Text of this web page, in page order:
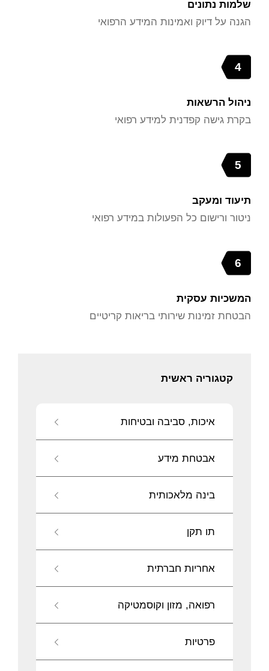
שלמות נתונים
הגנה על דיוק ואמינות המידע הרפואי
4
ניהול הרשאות
בקרת גישה קפדנית למידע רפואי
5
תיעוד ומעקב
ניטור ורישום כל הפעולות במידע רפואי
6
המשכיות עסקית
הבטחת זמינות שירותי בריאות קריטיים
קטגוריה ראשית
איכות, סביבה ובטיחות
אבטחת מידע
בינה מלאכותית
תו תקן
אחריות חברתית
רפואה, מזון וקוסמטיקה
פרטיות